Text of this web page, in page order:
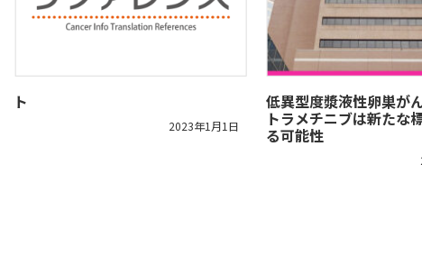
ト
2023年1月1日
低異型度漿液性卵巣が
トラメチニブは新たな
る可能性